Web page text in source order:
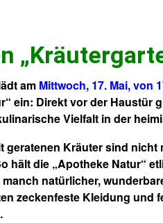
am Mittwoch, 17. Mai, von
ein: Direkt vor der Haustür
Vielfalt in der
geratenen Kräutersind nicht
hält die „Apotheke Natur“
natürlicher,
zeckenfeste Kleidung und